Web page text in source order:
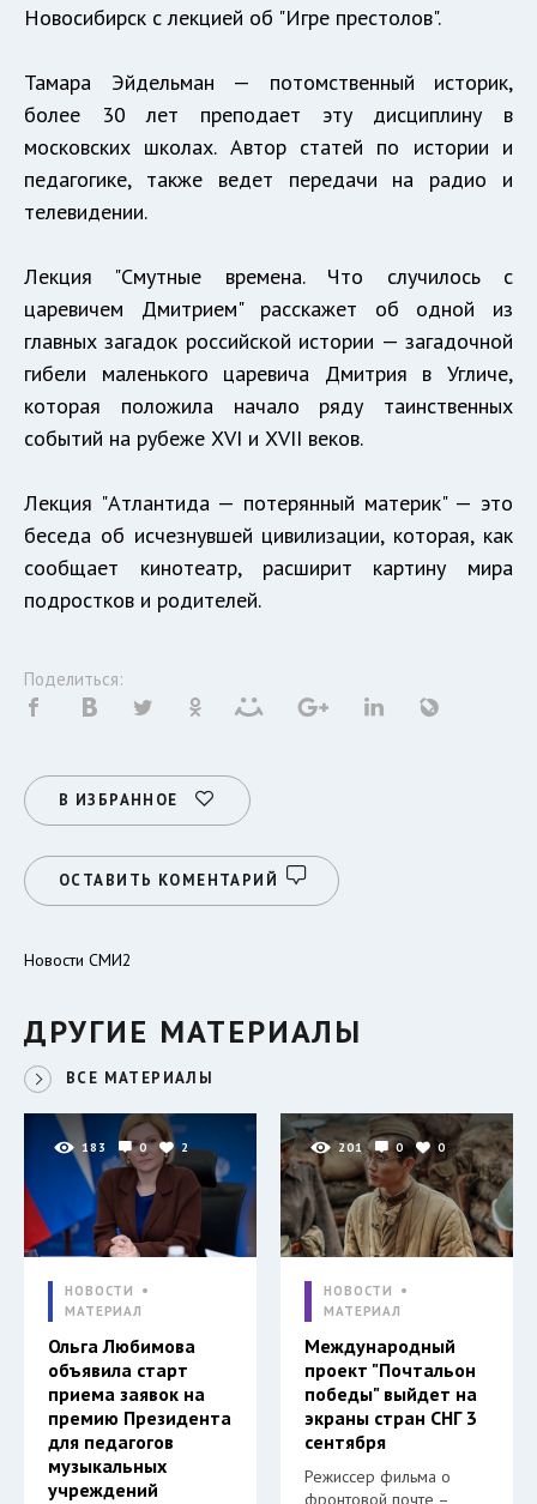
Новосибирск с лекцией об "Игре престолов".
Тамара Эйдельман — потомственный историк,
более 30 лет преподает эту дисциплину в
московских школах. Автор статей по истории и
педагогике, также ведет передачи на радио и
телевидении.
Лекция "Смутные времена. Что случилось с
царевичем Дмитрием" расскажет об одной из
главных загадок российской истории — загадочной
гибели маленького царевича Дмитрия в Угличе,
которая положила начало ряду таинственных
событий на рубеже XVI и XVII веков.
Лекция "Атлантида — потерянный материк" — это
беседа об исчезнувшей цивилизации, которая, как
сообщает кинотеатр, расширит картину мира
подростков и родителей.
Поделиться:
В ИЗБРАННОЕ
ОСТАВИТЬ КОМЕНТАРИЙ
Новости СМИ2
ДРУГИЕ МАТЕРИАЛЫ
ВСЕ МАТЕРИАЛЫ
183 0 2
НОВОСТИ
МАТЕРИАЛ
Ольга Любимова
объявила старт
приема заявок на
премию Президента
для педагогов
музыкальных
учреждений
201 0 0
НОВОСТИ
МАТЕРИАЛ
Международный
проект "Почтальон
победы" выйдет на
экраны стран СНГ 3
сентября
Режиссер фильма о
фронтовой почте –